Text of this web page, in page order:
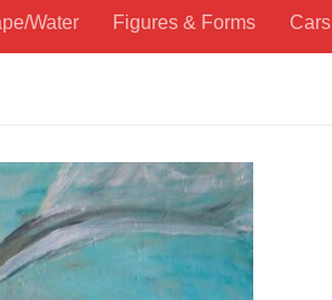
Water Figures & Forms Cars